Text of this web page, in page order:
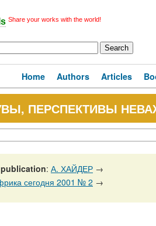
Share your works with the world!
Home Authors Articles
ПЕРСПЕКТИВЫ
: А. ХАЙДЕР →
сегодня 2001 № 2 →